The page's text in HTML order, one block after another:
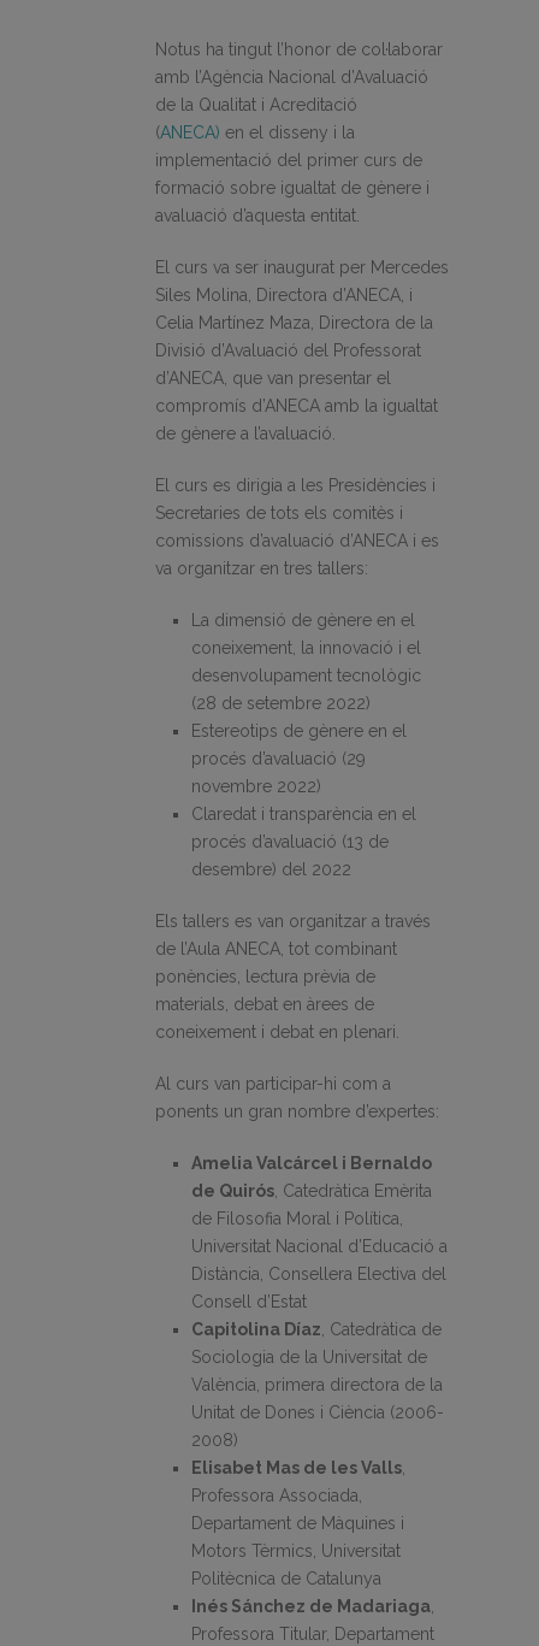
Notus ha tingut l’honor de col·laborar
amb l’Agència Nacional d’Avaluació
de la Qualitat i Acreditació
(ANECA) en el disseny i la
implementació del primer curs de
formació sobre igualtat de gènere i
avaluació d’aquesta entitat.
El curs va ser inaugurat per Mercedes
Siles Molina, Directora d’ANECA, i
Celia Martínez Maza, Directora de la
Divisió d’Avaluació del Professorat
d’ANECA, que van presentar el
compromís d’ANECA amb la igualtat
de gènere a l’avaluació.
El curs es dirigia a les Presidències i
Secretaries de tots els comitès i
comissions d’avaluació d’ANECA i es
va organitzar en tres tallers:
La dimensió de gènere en el
coneixement, la innovació i el
desenvolupament tecnològic
(28 de setembre 2022)
Estereotips de gènere en el
procés d’avaluació (29
novembre 2022)
Claredat i transparència en el
procés d’avaluació (13 de
desembre) del 2022
Els tallers es van organitzar a través
de l’Aula ANECA, tot combinant
ponències, lectura prèvia de
materials, debat en àrees de
coneixement i debat en plenari.
Al curs van participar-hi com a
ponents un gran nombre d’expertes:
Amelia Valcárcel i Bernaldo
de Quirós, Catedràtica Emèrita
de Filosofia Moral i Política,
Universitat Nacional d’Educació a
Distància, Consellera Electiva del
Consell d’Estat
Capitolina Díaz, Catedràtica de
Sociologia de la Universitat de
València, primera directora de la
Unitat de Dones i Ciència (2006-
2008)
Elisabet Mas de les Valls,
Professora Associada,
Departament de Màquines i
Motors Tèrmics, Universitat
Politècnica de Catalunya
Inés Sánchez de Madariaga,
Professora Titular, Departament